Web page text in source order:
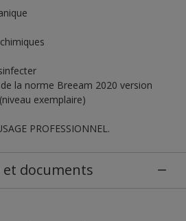
la norme Breeam 2020 version
exemplaire)
PROFESSIONNEL.
et documents